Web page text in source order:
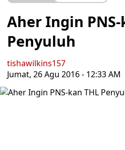
Aher Ingin PNS-
Penyuluh
tishawilkins157
Jumat, 26 Agu 2016 - 12:33 AM